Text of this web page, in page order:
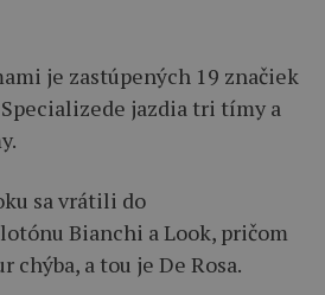
je zastúpených 19 značiek
jazdia tri tímy a
sa vrátili do
Bianchi a Look, pričom
chýba, a tou je De Rosa.